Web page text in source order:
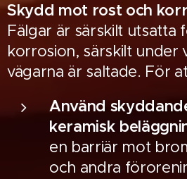
Skydd mot rost och
Fälgar är särskilt utsatta
korrosion, särskilt under
vägarna är saltade. För
Använd
keramisk
en barriär mot
och andra